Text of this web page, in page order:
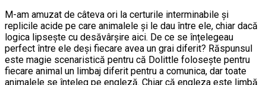
M-am amuzat de câteva ori la certurile interminabile și
replicile acide pe care animalele și le dau între ele, chiar dacă
logica lipsește cu desăvârșire aici. De ce se înțelegeau
perfect între ele deși fiecare avea un grai diferit? Răspunsul
este magie scenaristică pentru că Dolittle folosește pentru
fiecare animal un limbaj diferit pentru a comunica, dar toate
animalele se înțeleg pe engleză. Chiar că engleza este limbă